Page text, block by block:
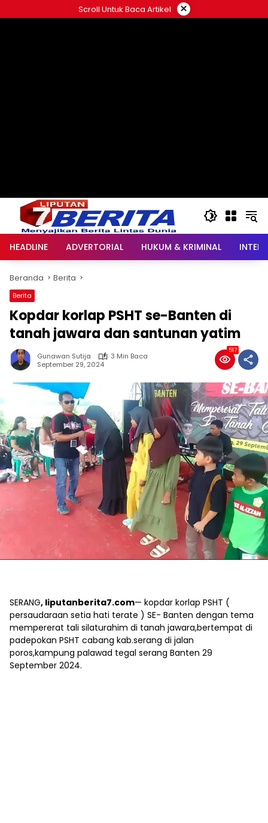
ke
Scroll Untuk Baca Artikel ×
HEADLINE ADVERTORIAL HUKUM & KRIMINAL
Beranda Berita
Berita
Kopdar korlap PSHT se-Banten di
tanah jawara dan santunan yatim
Gunawan Sutija
3 Min Baca
September 29, 2024
517
SERANG, liputanberita7.com— kopdar korlap PSHT (
persaudaraan setia hati terate ) SE- Banten dengan tema
mempererat tali silaturahim di tanah jawara,bertempat di
padepokan PSHT cabang kab.serang di jalan
poros,kampung palawad tegal serang Banten 29
September 2024.